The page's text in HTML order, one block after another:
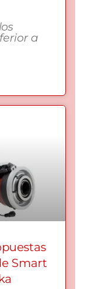
a
Smart